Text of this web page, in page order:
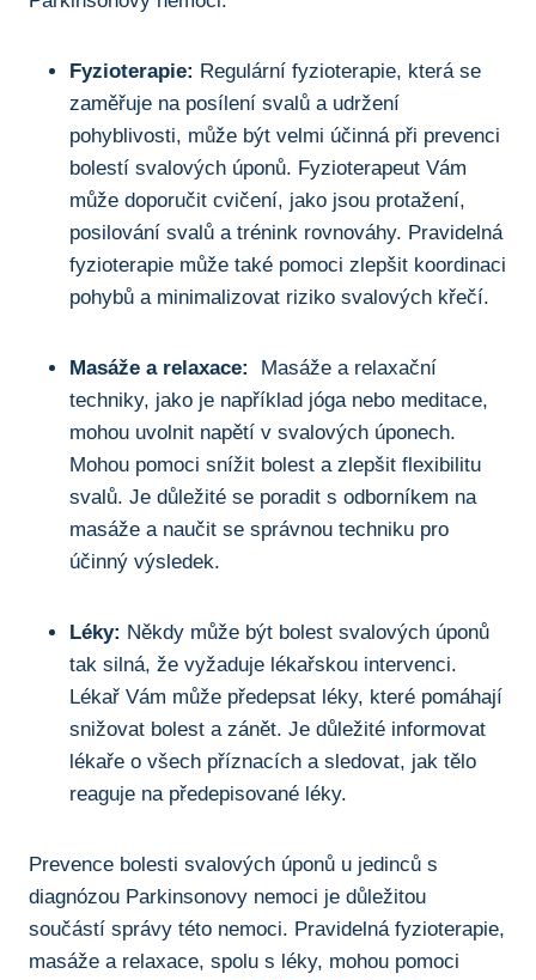
Fyzioterapie: ⁣Regulární fyzioterapie, která se⁣
zaměřuje na posílení svalů⁣ a udržení
pohyblivosti, může být velmi‌ účinná ⁣při prevenci‍
bolestí svalových úponů. Fyzioterapeut Vám​
může doporučit cvičení, jako jsou protažení,
posilování svalů a trénink rovnováhy. Pravidelná
⁢fyzioterapie může také pomoci zlepšit koordinaci
⁢pohybů a minimalizovat riziko ​svalových křečí.
Masáže a relaxace:
‍ Masáže a relaxační
techniky, jako je například jóga nebo meditace,‍
mohou uvolnit napětí v⁣ svalových úponech.‍
Mohou pomoci snížit ⁢bolest a zlepšit flexibilitu
svalů. Je důležité‍ se poradit⁢ s odborníkem na
masáže‌ a naučit ⁣se ⁣správnou techniku pro
účinný výsledek.
Léky: Někdy⁢ může​ být bolest ​svalových úponů
tak silná, ‍že vyžaduje ‌lékařskou intervenci.
Lékař Vám ‌může předepsat ‍léky, které pomáhají
snižovat bolest a zánět.⁢ Je důležité⁤ informovat
lékaře o všech⁣ příznacích ‍a sledovat,⁢ jak tělo
reaguje⁤ na předepisované léky.
Prevence ‌bolesti svalových úponů u jedinců s
diagnózou Parkinsonovy nemoci⁣ je důležitou⁤
součástí správy této nemoci. Pravidelná fyzioterapie,‍
masáže a relaxace, ⁢spolu s léky,⁣ mohou ‍pomoci